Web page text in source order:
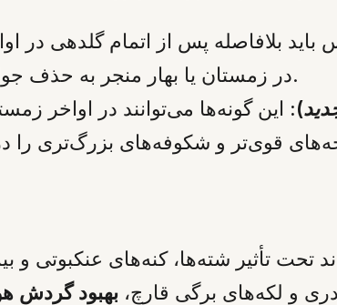
باید بلافاصله پس از اتمام گلدهی در
در زمستان یا بهار منجر به حذف جوانه‌های گل و عدم شکوفایی می‌شود.
): این گونه‌ها می‌توانند در اواخر
تحت تأثیر شته‌ها، کنه‌های عنکبوتی و
و لکه‌های برگی قارچ، بهبود گردش